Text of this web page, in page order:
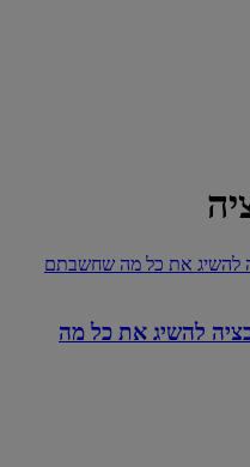
להשיג את כל מה